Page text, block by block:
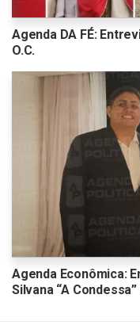
Agenda DA FÉ:
O.C.
Agenda Econômica:
Silvana “A